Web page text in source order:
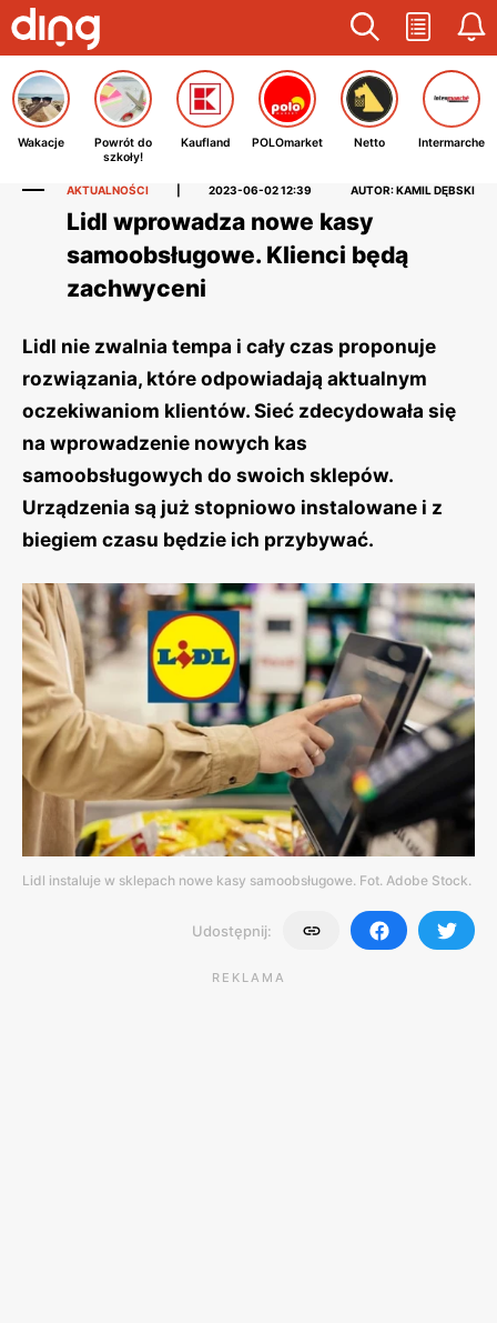
Wakacje
Powrót do
szkoły!
Kaufland POLOmarket Netto Intermarche
AKTUALNOŚCI 2023-06-02 12:39 AUTOR: KAMIL DĘBSKI
Lidl wprowadza nowe kasy
samoobsługowe. Klienci będą
zachwyceni
Lidl nie zwalnia tempa i cały czas proponuje
rozwiązania, które odpowiadają aktualnym
oczekiwaniom klientów. Sieć zdecydowała się
na wprowadzenie nowych kas
samoobsługowych do swoich sklepów.
Urządzenia są już stopniowo instalowane i z
biegiem czasu będzie ich przybywać.
Lidl instaluje w sklepach nowe kasy samoobsługowe. Fot. Adobe Stock.
Udostępnij:
REKLAMA